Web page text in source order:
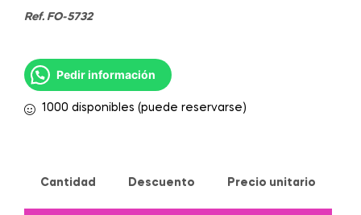
Ref. FO-5732
Pedir información
1000 disponibles (puede reservarse)
Cantidad Descuento Precio unitario